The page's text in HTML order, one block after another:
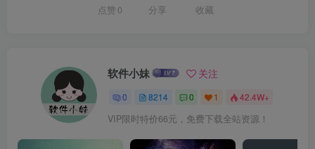
点赞 0 分享 收藏
软件小妹 关注
0 8214 0 1 42.4W+
VIP限时特价66元，免费下载全站资源！